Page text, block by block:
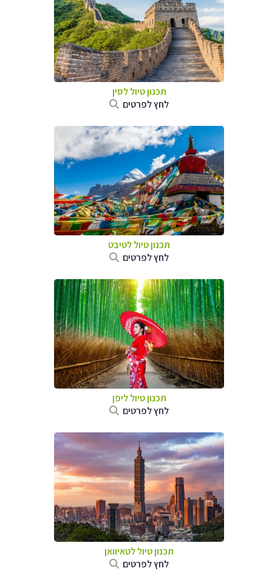
תכנון טיוללסין
לחץ לפרטים
תכנון טיוללטיבט
לחץ לפרטים
תכנון טיולליפן
לחץ לפרטים
תכנון טיוללטאיוואן
לחץ לפרטים